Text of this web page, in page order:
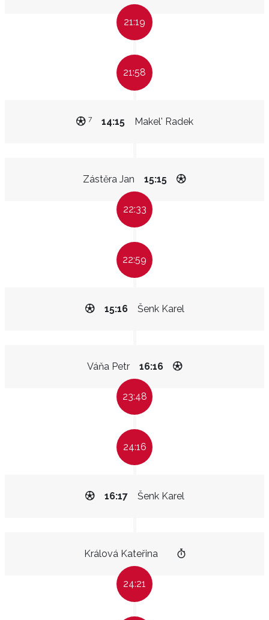
21:19
21:58
Makel' Radek
14:15
7
Zástěra Jan 15:15
22:33
22:59
Šenk Karel
15:16
Váňa Petr 16:16
23:48
24:16
Šenk Karel
16:17
Králová Kateřina
24:21